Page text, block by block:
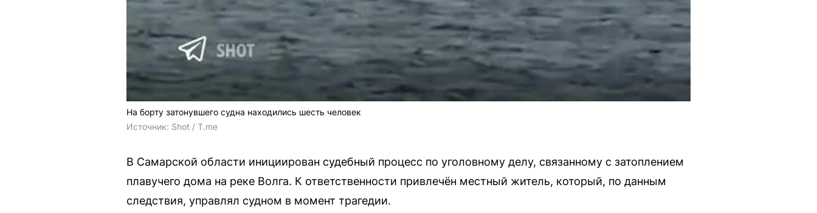
На борту затонувшего судна находились шесть человек
Источник: Shot / T.me
В Самарской области инициирован судебный процесс по уголовному делу, связанному с затоплением
плавучего дома на реке Волга. К ответственности привлечён местный житель, который, по данным
следствия, управлял судном в момент трагедии.